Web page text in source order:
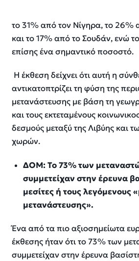
το 31% από τον Νίγηρα, το 26%
και το 17% από το Σουδάν, ενώ
επίσης ένα σημαντικό ποσοστό.
Η έκθεση δείχνει ότι αυτή η
αντικατοπτρίζει τη φύση της
μετανάστευσης με βάση τη
και τους εκτεταμένους
δεσμούς μεταξύ της Λιβύης και
χωρών.
ΔΟΜ: Το 73% των
συμμετείχαν στην έρευνα
μεσίτες ή τους λεγόμενους
μετανάστευσης».
Ένα από τα πιο αξιοσημείωτα
έκθεσης ήταν ότι το 73% των
συμμετείχαν στην έρευνα